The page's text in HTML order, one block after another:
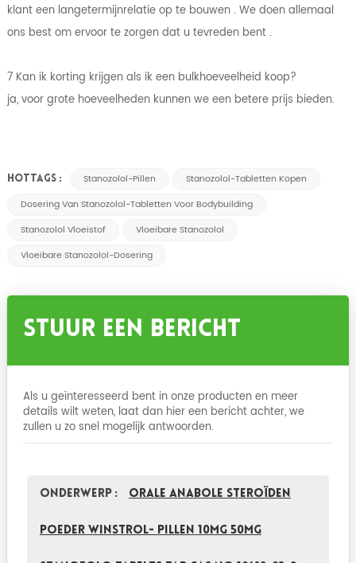
klant een langetermijnrelatie op te bouwen . We doen allemaal
ons best om ervoor te zorgen dat u tevreden bent .
7 Kan ik korting krijgen als ik een bulkhoeveelheid koop?
ja, voor grote hoeveelheden kunnen we een betere prijs bieden.
HOTTAGS : Stanozolol-Pillen
Stanozolol-Tabletten Kopen
Dosering Van Stanozolol-Tabletten Voor Bodybuilding
Stanozolol Vloeistof
Vloeibare Stanozolol
Vloeibare Stanozolol-Dosering
Stuur Een Bericht
Als u geïnteresseerd bent in onze producten en meer
details wilt weten, laat dan hier een bericht achter, we
zullen u zo snel mogelijk antwoorden.
Onderwerp : orale anabole steroïden
poeder winstrol- pillen 10mg 50mg